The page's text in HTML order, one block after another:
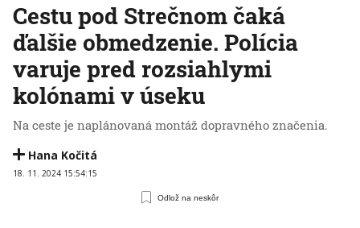
Cestu pod Strečnom čaká
ďalšie obmedzenie. Polícia
varuje pred rozsiahlymi
kolónami v úseku
Na ceste je naplánovaná montáž dopravného značenia.
Hana Kočitá
18. 11. 2024 15:54:15
Odlož na neskôr